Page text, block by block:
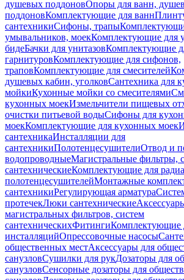
душевых поддоновОпоры для ванн,
поддоновКомплектующие для ванн
сантехникиСифоны, трапы
умывальников, моекКомплектующие для
бидеБачки для унитазовКомплектующие
гарнитуровКомплектующие для сифонов,
траповКомплектующие для смесителей
душевых кабин, уголковСантехника для
мойкиКухонные мойки со смесителями
кухонных моекИзмельчители пищевых
очистки питьевой водыСифоны для
моекКомплектующие для кухонных моек
сантехникаИнсталляции для
сантехникиПолотенцесушителиОтвод и
водопроводныеМагистральные фильтры,
сантехническиеКомплектующие для
полотенцесушителейМонтажные
сантехникиРегулирующая арматура
протечекЛюки сантехнические
магистральных фильтров, систем
сантехническихФитингиКомплектующие
инсталляцийОпрессовочные насосы
общественных местАксессуары для
санузловСушилки для рукДозаторы для
санузловСенсорные дозаторы для